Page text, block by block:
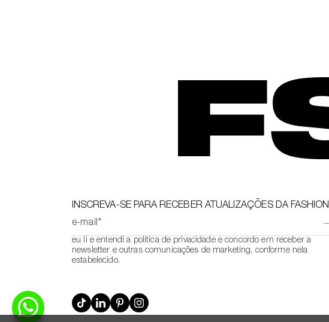
INSCREVA-SE PARA RECEBER ATUALIZAÇÕES DA FASHION
e-mail*
eu li e entendi a política de privacidade e concordo em receber a
newsletter e outras comunicações de marketing, conforme nela
estabelecido.